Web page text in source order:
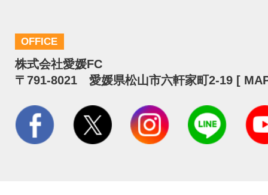
OFFICE
株式会社愛媛FC
〒791-8021 愛媛県松山市六軒家町2-19 [